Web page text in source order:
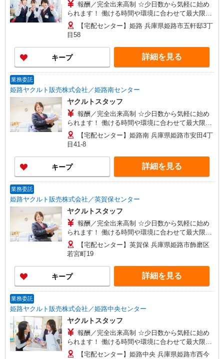
報酬／完全出来高制 ☆少日数から気軽に始め
られます！ 働ける時間や環境に合わせて最大限に
考慮します。 初めての方・少しでも不安のある
方、お気軽にお問い合わせください！ ※収入補償
／90,000円/月 ※収入補償期間／3ヶ月間 ◆高収入
で、扶養から外れて働く場合、助成制度あり。 ※
研修期間／4日間／10,000円 収入保障期間：3か月
【宅配センター】姫路 兵庫県姫路市五軒邸3丁
目58
キープ 詳細を見る
業務委託
姫路ヤクルト販売株式会社／姫路南センター
ヤクルトスタッフ
報酬／完全出来高制 ☆少日数から気軽に始め
られます！ 働ける時間や環境に合わせて最大限に
考慮します。 初めての方・少しでも不安のある
方、お気軽にお問い合わせください！ ※収入補償
／90,000円/月 ※収入補償期間／3ヶ月間 ◆高収入
で、扶養から外れて働く場合、助成制度あり。 ※
研修期間／4日間／10,000円 収入保障期間：3か月
【宅配センター】姫路南 兵庫県姫路市安田4丁
目41-8
キープ 詳細を見る
業務委託
姫路ヤクルト販売株式会社／英賀保センター
ヤクルトスタッフ
報酬／完全出来高制 ☆少日数から気軽に始め
られます！ 働ける時間や環境に合わせて最大限に
考慮します。 初めての方・少しでも不安のある
方、お気軽にお問い合わせください！ ※収入補償
／90,000円/月 ※収入補償期間／3ヶ月間 ◆高収入
で、扶養から外れて働く場合、助成制度あり。 ※
研修期間／4日間／10,000円 収入保障期間：3か月
【宅配センター】英賀保 兵庫県姫路市飾磨区
若宮町19
キープ 詳細を見る
業務委託
姫路ヤクルト販売株式会社／姫路中央センター
ヤクルトスタッフ
報酬／完全出来高制 ☆少日数から気軽に始め
られます！ 働ける時間や環境に合わせて最大限に
考慮します。 初めての方・少しでも不安のある
【宅配センター】姫路中央 兵庫県姫路市西今